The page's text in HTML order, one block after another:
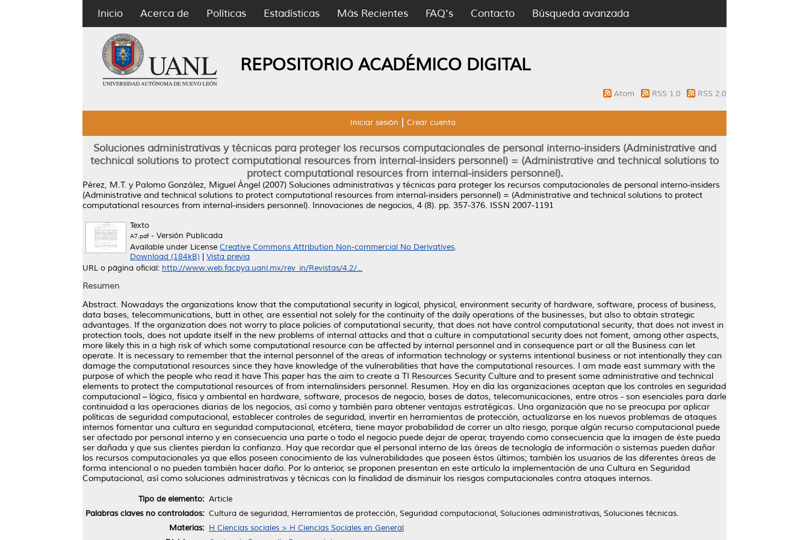
Inicio Acerca de Políticas Estadísticas Más Recientes FAQ's Contacto Búsqueda avanzada
REPOSITORIO ACADÉMICO DIGITAL
Atom RSS 1.0 RSS 2.0
Iniciar sesión Crear cuenta
Soluciones administrativas y técnicas para proteger los recursos computacionales de personal interno-insiders (Administrative and
technical solutions to protect computational resources from internal-insiders personnel) = (Administrative and technical solutions to
protect computational resources from internal-insiders personnel).
Pérez, M.T. y Palomo González, Miguel Ángel (2007) Soluciones administrativas y técnicas para proteger los recursos computacionales de personal interno-insiders
(Administrative and technical solutions to protect computational resources from internal-insiders personnel) = (Administrative and technical solutions to protect
computational resources from internal-insiders personnel). Innovaciones de negocios, 4 (8). pp. 357-376. ISSN 2007-1191
Texto
A7.pdf- Versión Publicada
Available under License Creative Commons Attribution Non-commercial No Derivatives.
Download (184kB)
Vista previa
URL o página oficial: http://www.web.facpya.uanl.mx/rev_in/Revistas/4.2/...
Resumen
Abstract. Nowadays the organizations know that the computational security in logical, physical, environment security of hardware, software, process of business,
data bases, telecommunications, butt in other, are essential not solely for the continuity of the daily operations of the businesses, but also to obtain strategic
advantages. If the organization does not worry to place policies of computational security, that does not have control computational security, that does not invest in
protection tools, does not update itself in the new problems of internal attacks and that a culture in computational security does not foment, among other aspects,
more likely this in a high risk of which some computational resource can be affected by internal personnel and in consequence part or all the Business can let
operate. It is necessary to remember that the internal personnel of the areas of information technology or systems intentional business or not intentionally they can
damage the computational resources since they have knowledge of the vulnerabilities that have the computational resources. I am made east summary with the
purpose of which the people who read it have This paper has the aim to create a TI Resources Security Culture and to present some administrative and technical
elements to protect the computational resources of from internalinsiders personnel. Resumen. Hoy en día las organizaciones aceptan que los controles en seguridad
computacional – lógica, física y ambiental en hardware, software, procesos de negocio, bases de datos, telecomunicaciones, entre otros - son esenciales para darle
continuidad a las operaciones diarias de los negocios, así como y también para obtener ventajas estratégicas. Una organización que no se preocupa por aplicar
políticas de seguridad computacional, establecer controles de seguridad, invertir en herramientas de protección, actualizarse en los nuevos problemas de ataques
internos fomentar una cultura en seguridad computacional, etcétera, tiene mayor probabilidad de correr un alto riesgo, porque algún recurso computacional puede
ser afectado por personal interno y en consecuencia una parte o todo el negocio puede dejar de operar, trayendo como consecuencia que la imagen de éste pueda
ser dañada y que sus clientes pierdan la confianza. Hay que recordar que el personal interno de las áreas de tecnología de información o sistemas pueden dañar
los recursos computacionales ya que ellos poseen conocimiento de las vulnerabilidades que poseen éstos últimos; también los usuarios de las diferentes áreas de
forma intencional o no pueden también hacer daño. Por lo anterior, se proponen presentan en este artículo la implementación de una Cultura en Seguridad
Computacional, así como soluciones administrativas y técnicas con la finalidad de disminuir los riesgos computacionales contra ataques internos.
Tipo de elemento: Article
Palabras claves no controlados: Cultura de seguridad, Herramientas de protección, Seguridad computacional, Soluciones administrativas, Soluciones técnicas.
Materias: H Ciencias sociales > H Ciencias Sociales en General